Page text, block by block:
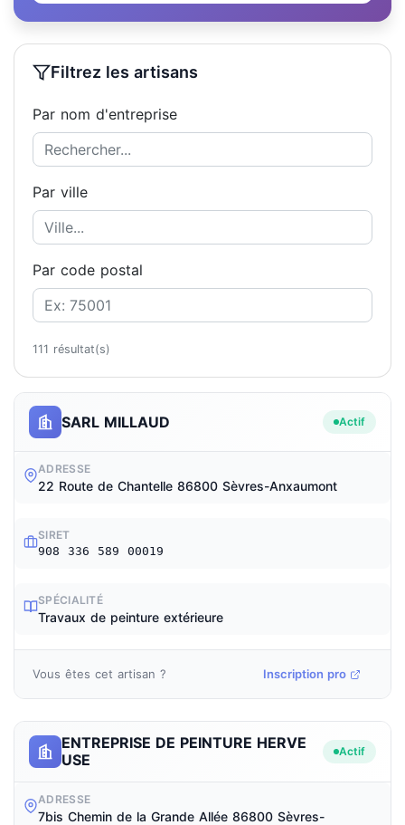
SARL MILLAUD Actif
ADRESSE
22 Route de Chantelle 86800 Sèvres-Anxaumont
SIRET
908 336 589 00019
SPÉCIALITÉ
Travaux de peinture extérieure
Vous êtes cet artisan ? Inscription pro
ENTREPRISE DE PEINTURE HERVE
USE
Actif
ADRESSE
7bis Chemin de la Grande Allée 86800 Sèvres-
Filtrez les artisans
Par nom d'entreprise
Par ville
Par code postal
111 résultat(s)